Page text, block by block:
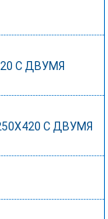
C ДВУМЯ
C ДВУМЯ